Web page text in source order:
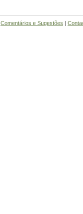
Comentários e Sugestões